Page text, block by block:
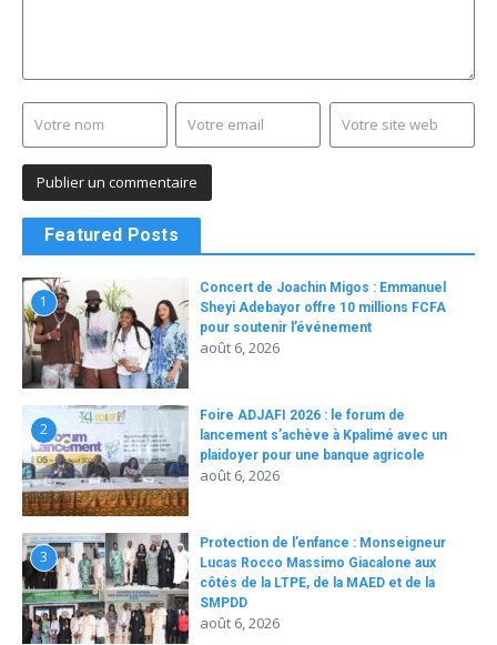
Featured Posts
1
Concert de Joachin Migos : Emmanuel
Sheyi Adebayor offre 10 millions FCFA
pour soutenir l’événement
août 6, 2026
2
Foire ADJAFI 2026 : le forum de
lancement s’achève à Kpalimé avec un
plaidoyer pour une banque agricole
août 6, 2026
3
Protection de l’enfance : Monseigneur
Lucas Rocco Massimo Giacalone aux
côtés de la LTPE, de la MAED et de la
SMPDD
août 6, 2026